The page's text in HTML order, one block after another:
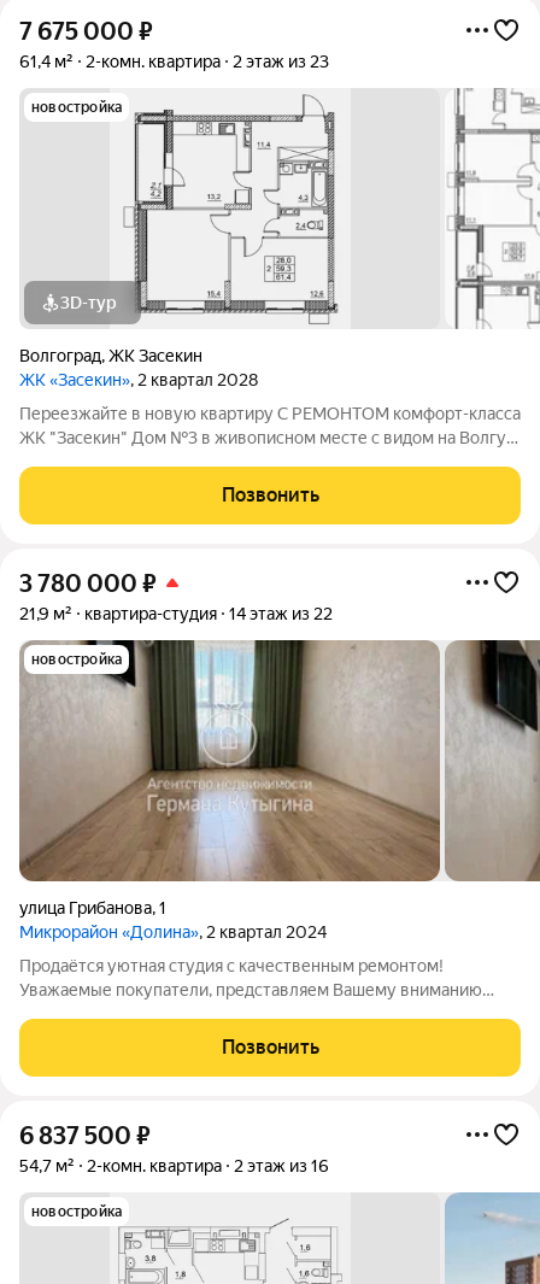
7 675 000 ₽
61,4 м² 2-комн. квартира 2 этаж из 23
новостройка
3D-тур
Волгоград,ЖК Засекин ​
ЖК «Засекин», 2 квартал 2028
Переезжайте в новую квартиру С РЕМОНТОМ комфорт-класса
ЖК "Засекин" Дом №3 в живописном месте с видом на Волгу!
приобрести эту квартиру с черновой отделкой. АК "ТПГ "БИС"
- застройщик с более чем
Позвонить
3 780 000 ₽
21,9 м² квартира-студия 14 этаж из 22
новостройка
улица Грибанова,1
Микрорайон «Долина», 2 квартал 2024
Продаётся уютная студия с качественным ремонтом!
Уважаемые покупатели, представляем Вашему вниманию
Преимущества квартиры: - Видовая квартира на
Позвонить
6 837 500 ₽
54,7 м² 2-комн. квартира 2 этаж из 16
новостройка